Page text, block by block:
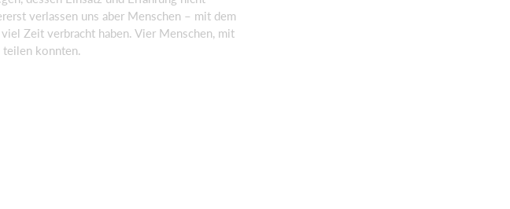
verlassen uns aber Menschen – mit dem
Zeit verbracht haben. Vier Menschen, mit
teilen konnten.